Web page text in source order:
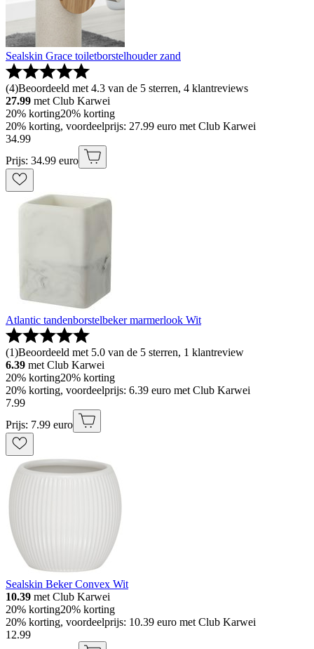
Sealskin Grace toiletborstelhouder zand
(4)Beoordeeld met 4.3 van de 5 sterren, 4 klantreviews
27.99 met Club Karwei
20% korting20% korting
20% korting, voordeelprijs: 27.99 euro met Club Karwei
34.99
Prijs: 34.99 euro
Atlantic tandenborstelbeker marmerlook Wit
(1)Beoordeeld met 5.0 van de 5 sterren, 1 klantreview
6.39 met Club Karwei
20% korting20% korting
20% korting, voordeelprijs: 6.39 euro met Club Karwei
7.99
Prijs: 7.99 euro
Sealskin Beker Convex Wit
10.39 met Club Karwei
20% korting20% korting
20% korting, voordeelprijs: 10.39 euro met Club Karwei
12.99